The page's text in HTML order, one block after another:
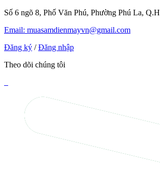
Số 6 ngõ 8, Phố Văn Phú, Phường Phú La,
Email: muasamdienmayvn@gmail.com
Đăng ký / Đăng nhập
Theo dõi chúng tôi